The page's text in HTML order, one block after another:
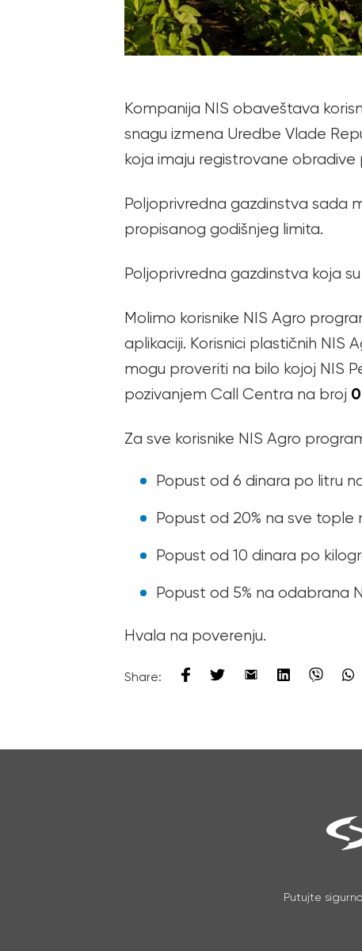
Kompanija NIS obaveštava
snagu izmena Uredbe Vlade
koja imaju registrovane
Poljoprivredna gazdinstva sada
propisanog godišnjeg limita.
Poljoprivredna gazdinstva koja
Molimo korisnike NIS Agro
aplikaciji. Korisnici plastičnih NIS
mogu proveriti na bilo kojoj NIS
pozivanjem Call Centra na broj
Za sve korisnike NIS Agro
Popust od 6 dinara po litru
Popust od 20% na sve tople
Popust od 10 dinara po
Popust od 5% na odabrana
Hvala na poverenju.
Share:
Putujte